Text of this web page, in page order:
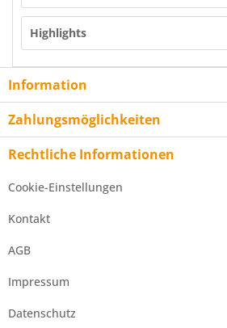
Highlights
Information
Zahlungsmöglichkeiten
Rechtliche Informationen
Cookie-Einstellungen
Kontakt
AGB
Impressum
Datenschutz